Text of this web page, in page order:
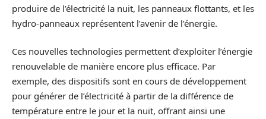
produire de l’électricité la nuit, les panneaux flottants, et les
hydro-panneaux représentent l’avenir de l’énergie.
Ces nouvelles technologies permettent d’exploiter l’énergie
renouvelable de manière encore plus efficace. Par
exemple, des dispositifs sont en cours de développement
pour générer de l’électricité à partir de la différence de
température entre le jour et la nuit, offrant ainsi une